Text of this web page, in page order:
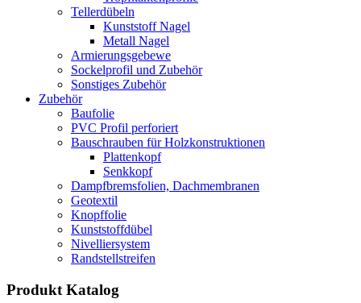
Tellerdübeln
Kunststoff Nagel
Metall Nagel
Armierungsgebewe
Sockelprofil und Zubehör
Sonstiges Zubehör
Zubehör
Baufolie
PVC Profil perforiert
Bauschrauben für Holzkonstruktionen
Plattenkopf
Senkkopf
Dampfbremsfolien, Dachmembranen
Geotextil
Knopffolie
Kunststoffdübel
Nivelliersystem
Randstellstreifen
Produkt Katalog